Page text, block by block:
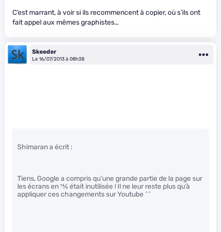
C’est marrant, à voir si ils recommencent à copier, où s’ils ont
fait appel aux mêmes graphistes…
Skeeder
Le 16/07/2013 à 08h38
Shimaran a écrit :
Tiens, Google a compris qu’une grande partie de la page sur
les écrans en16⁄9était inutilisée ! Il ne leur reste plus qu’à
appliquer ces changements sur Youtube ^^